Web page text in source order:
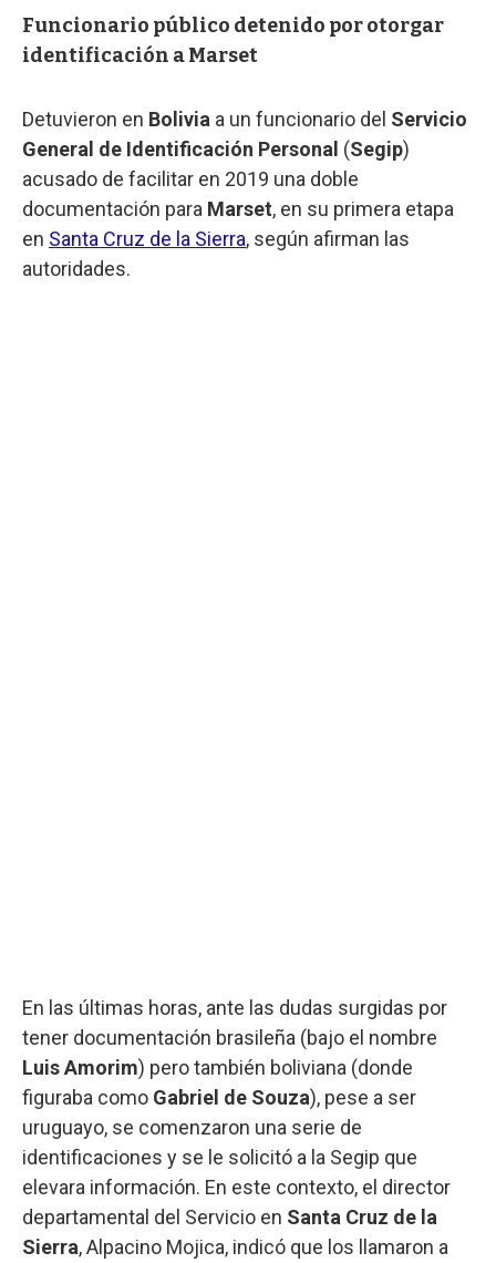
Funcionario público detenido por otorgar
identificación a Marset
Detuvieron en Bolivia a un funcionario del Servicio
General de Identificación Personal (Segip)
acusado de facilitar en 2019 una doble
documentación para Marset, en su primera etapa
en Santa Cruz de la Sierra, según afirman las
autoridades.
En las últimas horas, ante las dudas surgidas por
tener documentación brasileña (bajo el nombre
Luis Amorim) pero también boliviana (donde
figuraba como Gabriel de Souza), pese a ser
uruguayo, se comenzaron una serie de
identificaciones y se le solicitó a la Segip que
elevara información. En este contexto, el director
departamental del Servicio en Santa Cruz de la
Sierra, Alpacino Mojica, indicó que los llamaron a